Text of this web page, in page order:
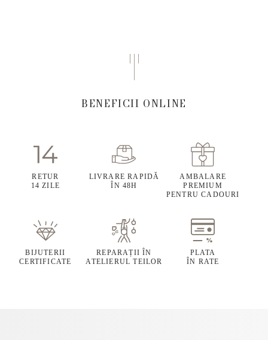
BENEFICII ONLINE
RETUR
14 ZILE
LIVRARE RAPIDĂ
ÎN 48H
AMBALARE
PREMIUM
PENTRU CADOURI
BIJUTERII
CERTIFICATE
REPARAȚII ÎN
ATELIERUL TEILOR
PLATA
ÎN RATE